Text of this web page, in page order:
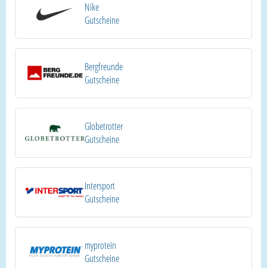
Nike
Gutscheine
Bergfreunde
Gutscheine
Globetrotter
Gutscheine
Intersport
Gutscheine
myprotein
Gutscheine